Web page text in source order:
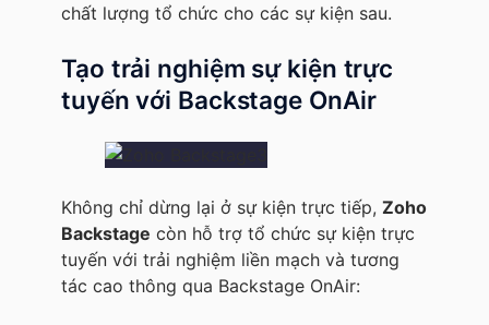
chất lượng tổ chức cho các sự kiện sau.
Tạo trải nghiệm sự kiện trực
tuyến với Backstage OnAir
Không chỉ dừng lại ở sự kiện trực tiếp, Zoho
Backstage còn hỗ trợ tổ chức sự kiện trực
tuyến với trải nghiệm liền mạch và tương
tác cao thông qua Backstage OnAir: